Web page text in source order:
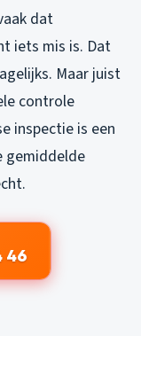
dat
iets mis is. Dat
Maar juist
controle
inspectie is een
gemiddelde
46